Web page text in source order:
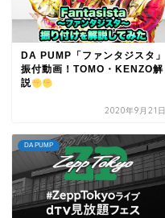
DA PUMP「ファンタジスタ」
振付動画！TOMO・KENZO解
説
2020年9月21日
DA PUMP